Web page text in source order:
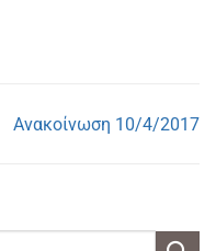
Aνακοίνωση 10/4/2017